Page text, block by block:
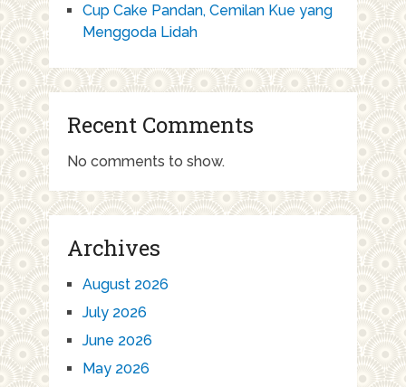
Cup Cake Pandan, Cemilan Kue yang
Menggoda Lidah
Recent Comments
No comments to show.
Archives
August 2026
July 2026
June 2026
May 2026